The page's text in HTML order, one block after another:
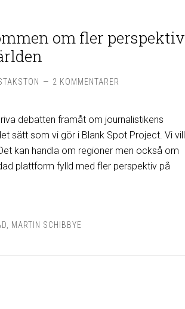
om fler perspektiv
2 KOMMENTARER
debatten framåt om journalistikens
sätt som vi gör i Blank Spot Project. Vi vill
kan handla om regioner men också om
plattform fylld med fler perspektiv på
MARTIN SCHIBBYE